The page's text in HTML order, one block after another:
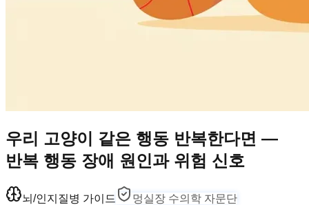
우리 고양이 같은 행동 반복한다면 —
반복 행동 장애 원인과 위험 신호
뇌/인지 질병 가이드 멍실장 수의학 자문단